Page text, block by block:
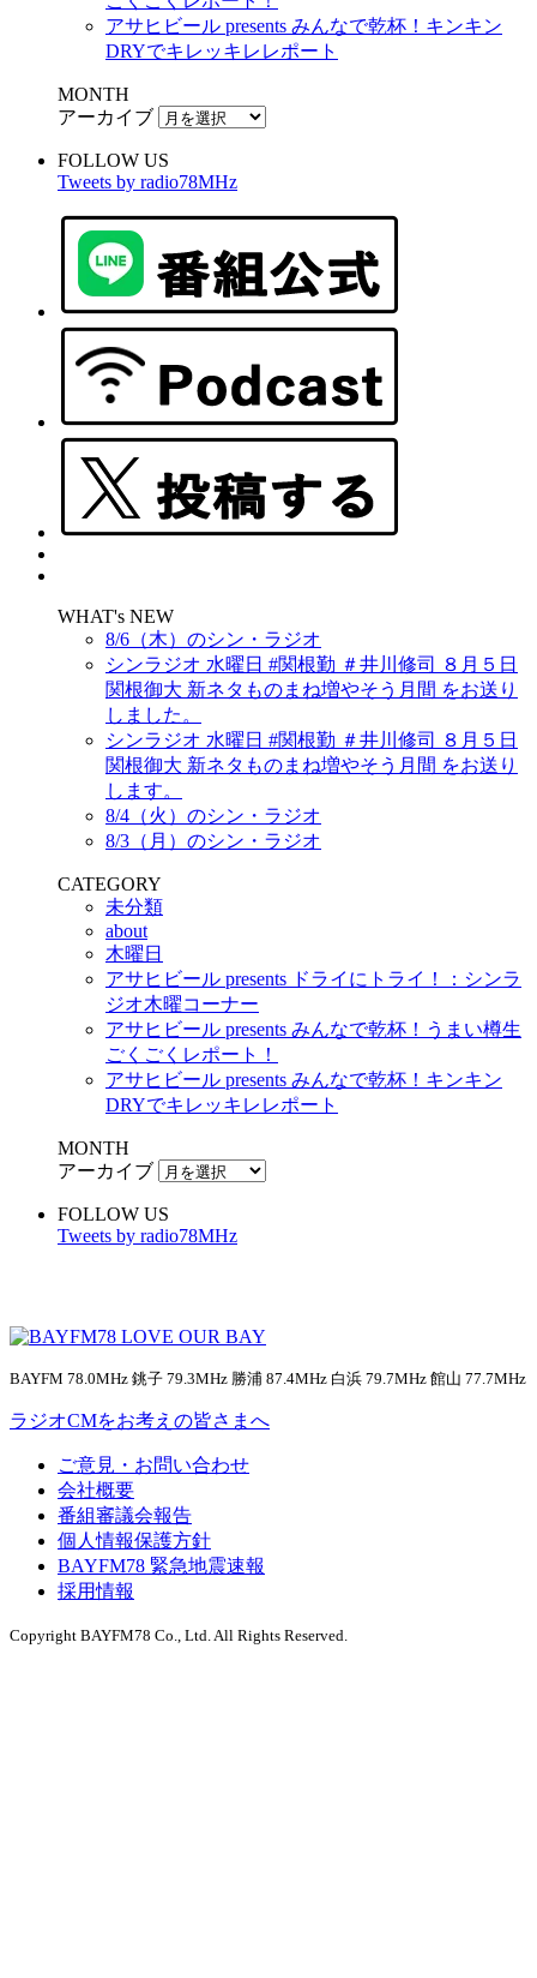
アサヒビール presents みんなで乾杯！キンキン
DRYでキレッキレレポート
MONTH
アーカイブ
FOLLOW US
Tweets by radio78MHz
WHAT's NEW
8/6（木）のシン・ラジオ
シンラジオ 水曜日 #関根勤 ＃井川修司 ８月５日
関根御大 新ネタものまね増やそう月間 をお送り
しました。
シンラジオ 水曜日 #関根勤 ＃井川修司 ８月５日
関根御大 新ネタものまね増やそう月間 をお送り
します。
8/4（火）のシン・ラジオ
8/3（月）のシン・ラジオ
CATEGORY
未分類
about
木曜日
アサヒビール presents ドライにトライ！：シンラ
ジオ木曜コーナー
アサヒビール presents みんなで乾杯！うまい樽生
ごくごくレポート！
アサヒビール presents みんなで乾杯！キンキン
DRYでキレッキレレポート
MONTH
アーカイブ
FOLLOW US
Tweets by radio78MHz
BAYFM 78.0MHz 銚子 79.3MHz 勝浦 87.4MHz 白浜 79.7MHz 館山 77.7MHz
ラジオCMをお考えの皆さまへ
ご意見・お問い合わせ
会社概要
番組審議会報告
個人情報保護方針
BAYFM78 緊急地震速報
採用情報
Copyright BAYFM78 Co., Ltd. All Rights Reserved.